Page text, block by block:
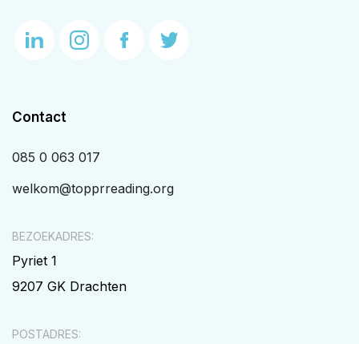
Contact
085 0 063 017
welkom@topprreading.org
BEZOEKADRES:
Pyriet 1
9207 GK Drachten
POSTADRES: